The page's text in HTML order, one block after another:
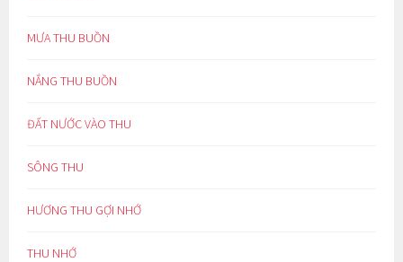
MƯA THU BUỒN
NẮNG THU BUỒN
ĐẤT NƯỚC VÀO THU
SÔNG THU
HƯƠNG THU GỢI NHỚ
THU NHỚ